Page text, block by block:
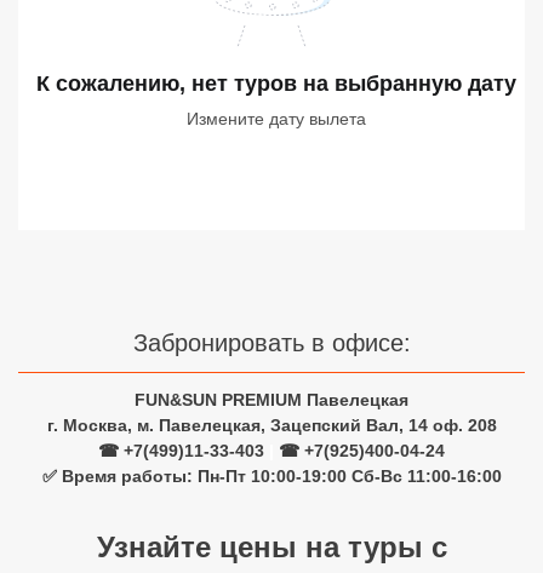
К сожалению, нет туров на выбранную дату
Измените дату вылета
Забронировать в офисе:
FUN&SUN PREMIUM Павелецкая
г. Москва, м. Павелецкая, Зацепский Вал, 14 оф. 208
☎ +7(499)11-33-403
☎ +7(925)400-04-24
✅ Время работы: Пн-Пт 10:00-19:00 Сб-Вс 11:00-16:00
Узнайте цены на туры с
Сетевые отели Шри Ланки
Сетевые отели Вьетнама
Сетевые отели Мальдив